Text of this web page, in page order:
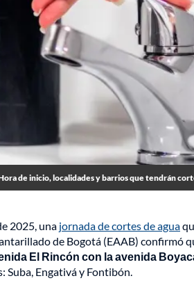
de inicio, localidades y barrios que tendrán
2025, una jornada de cortes de agua
de Bogotá (EAAB) confirmó
El Rincón con la avenida
Suba, Engativá y Fontibón.